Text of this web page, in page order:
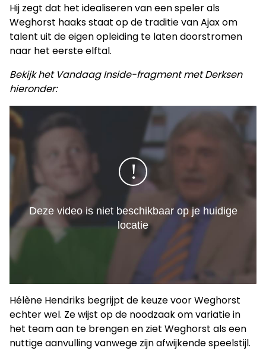
Hij zegt dat het idealiseren van een speler als
Weghorst haaks staat op de traditie van Ajax om
talent uit de eigen opleiding te laten doorstromen
naar het eerste elftal.
Bekijk het Vandaag Inside-fragment met Derksen
hieronder:
Hélène Hendriks begrijpt de keuze voor Weghorst
echter wel. Ze wijst op de noodzaak om variatie in
het team aan te brengen en ziet Weghorst als een
nuttige aanvulling vanwege zijn afwijkende speelstijl.